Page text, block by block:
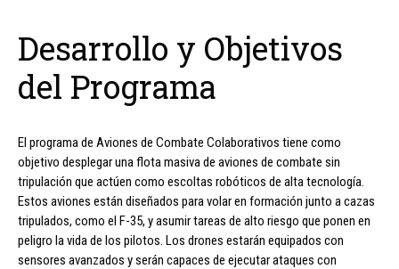
Desarrollo y Objetivos
del Programa
El programa de Aviones de Combate Colaborativos tiene como
objetivo desplegar una flota masiva de aviones de combate sin
tripulación que actúen como escoltas robóticos de alta tecnología.
Estos aviones están diseñados para volar en formación junto a cazas
tripulados, como el F-35, y asumir tareas de alto riesgo que ponen en
peligro la vida de los pilotos. Los drones estarán equipados con
sensores avanzados y serán capaces de ejecutar ataques con